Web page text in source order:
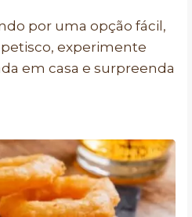
por uma opção fácil,
experimente
em casa e surpreenda